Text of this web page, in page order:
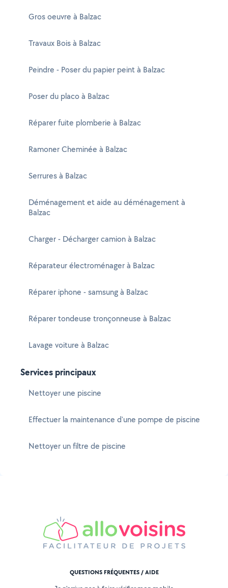
Gros oeuvre à Balzac
Travaux Bois à Balzac
Peindre - Poser du papier peint à Balzac
Poser du placo à Balzac
Réparer fuite plomberie à Balzac
Ramoner Cheminée à Balzac
Serrures à Balzac
Déménagement et aide au déménagement à
Balzac
Charger - Décharger camion à Balzac
Réparateur électroménager à Balzac
Réparer iphone - samsung à Balzac
Réparer tondeuse tronçonneuse à Balzac
Lavage voiture à Balzac
Services principaux
Nettoyer une piscine
Effectuer la maintenance d'une pompe de piscine
Nettoyer un filtre de piscine
QUESTIONS FRÉQUENTES / AIDE